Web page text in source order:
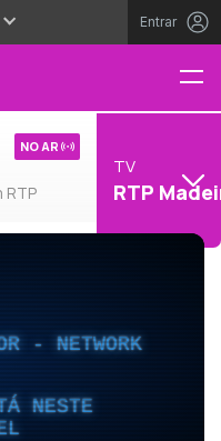
Entrar
RTP
NO AR
TV
RTP
- NETWORK
NESTE